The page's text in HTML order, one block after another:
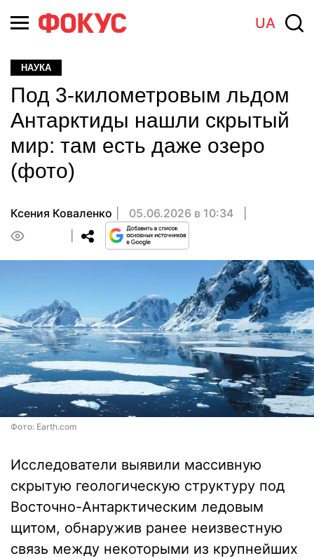
UA
НАУКА
Под 3-километровым льдом
Антарктиды нашли скрытый
мир: там есть даже озеро
(фото)
Ксения Коваленко
05.06.2026 в 10:34
Фото: Earth.com
Исследователи выявили массивную
скрытую геологическую структуру под
Восточно-Антарктическим ледовым
щитом, обнаружив ранее неизвестную
связь между некоторыми из крупнейших